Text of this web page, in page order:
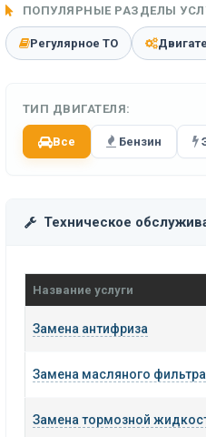
ПОПУЛЯРНЫЕ РАЗДЕЛЫ
Регулярное ТО
ТИП ДВИГАТЕЛЯ:
Все Бензин
Техническое
Название услуги
Замена антифриза
Замена масляного фильтра
Замена тормозной